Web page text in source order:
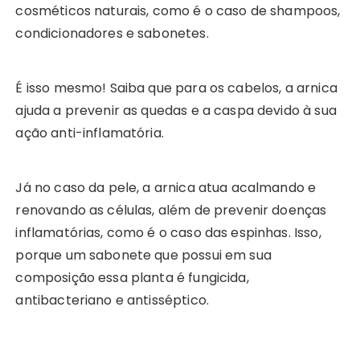
cosméticos naturais, como é o caso de shampoos,
condicionadores e sabonetes.
É isso mesmo! Saiba que para os cabelos, a arnica
ajuda a prevenir as quedas e a caspa devido à sua
ação anti-inflamatória.
Já no caso da pele, a arnica atua acalmando e
renovando as células, além de prevenir doenças
inflamatórias, como é o caso das espinhas. Isso,
porque um sabonete que possui em sua
composição essa planta é fungicida,
antibacteriano e antisséptico.